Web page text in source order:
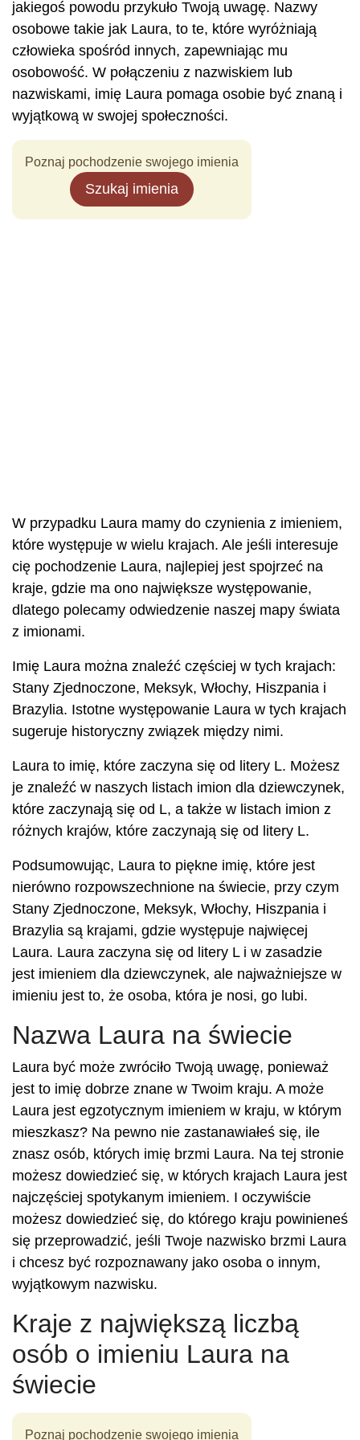
jakiegoś powodu przykuło Twoją uwagę. Nazwy
osobowe takie jak Laura, to te, które wyróżniają
człowieka spośród innych, zapewniając mu
osobowość. W połączeniu z nazwiskiem lub
nazwiskami, imię Laura pomaga osobie być znaną i
wyjątkową w swojej społeczności.
Poznaj pochodzenie swojego imienia
Szukaj imienia
W przypadku Laura mamy do czynienia z imieniem,
które występuje w wielu krajach. Ale jeśli interesuje
cię pochodzenie Laura, najlepiej jest spojrzeć na
kraje, gdzie ma ono największe występowanie,
dlatego polecamy odwiedzenie naszej mapy świata
z imionami.
Imię Laura można znaleźć częściej w tych krajach:
Stany Zjednoczone, Meksyk, Włochy, Hiszpania i
Brazylia. Istotne występowanie Laura w tych krajach
sugeruje historyczny związek między nimi.
Laura to imię, które zaczyna się od litery L. Możesz
je znaleźć w naszych listach imion dla dziewczynek,
które zaczynają się od L, a także w listach imion z
różnych krajów, które zaczynają się od litery L.
Podsumowując, Laura to piękne imię, które jest
nierówno rozpowszechnione na świecie, przy czym
Stany Zjednoczone, Meksyk, Włochy, Hiszpania i
Brazylia są krajami, gdzie występuje najwięcej
Laura. Laura zaczyna się od litery L i w zasadzie
jest imieniem dla dziewczynek, ale najważniejsze w
imieniu jest to, że osoba, która je nosi, go lubi.
Nazwa Laura na świecie
Laura być może zwróciło Twoją uwagę, ponieważ
jest to imię dobrze znane w Twoim kraju. A może
Laura jest egzotycznym imieniem w kraju, w którym
mieszkasz? Na pewno nie zastanawiałeś się, ile
znasz osób, których imię brzmi Laura. Na tej stronie
możesz dowiedzieć się, w których krajach Laura jest
najczęściej spotykanym imieniem. I oczywiście
możesz dowiedzieć się, do którego kraju powinieneś
się przeprowadzić, jeśli Twoje nazwisko brzmi Laura
i chcesz być rozpoznawany jako osoba o innym,
wyjątkowym nazwisku.
Kraje z największą liczbą
osób o imieniu Laura na
świecie
Poznaj pochodzenie swojego imienia